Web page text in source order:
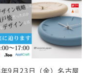
9月23日（金）名古屋